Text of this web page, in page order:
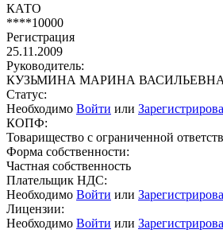
КАТО
****10000
Регистрация
25.11.2009
Руководитель:
КУЗЬМИНА МАРИНА ВАСИЛЬЕВНА
Статус:
Необходимо Войти или
КОПФ:
Товарищество с ограниченной
Форма собственности:
Частная собственность
Плательщик НДС:
Необходимо Войти или
Лицензии:
Необходимо Войти или